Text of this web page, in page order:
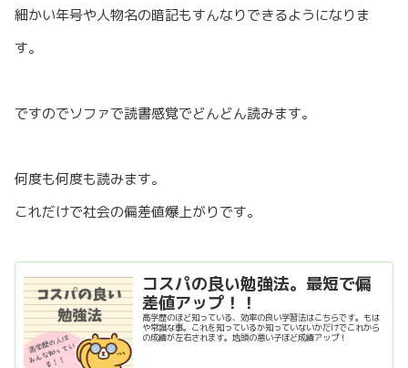
細かい年号や人物名の暗記もすんなりできるようになりま
す。
ですのでソファで読書感覚でどんどん読みます。
何度も何度も読みます。
これだけで社会の偏差値爆上がりです。
コスパの良い勉強法。最短で偏
差値アップ！！
高学歴のほど知っている、効率の良い学習法はこちらです。もは
や常識な事。これを知っているか知っていないかだけでこれから
の成績が左右されます。地頭の悪い子ほど成績アップ！